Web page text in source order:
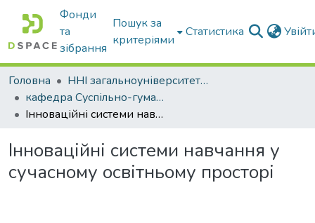
Фонди
та
зібрання
Пошук за
критеріями
Статистика
Головна
ННІ загальноуніверситетської підготовки
кафедра Суспільно-гуманітарні науки
Інноваційні системи навчання у сучасному освітньому просторі
Інноваційні системи навчання у
сучасному освітньому просторі